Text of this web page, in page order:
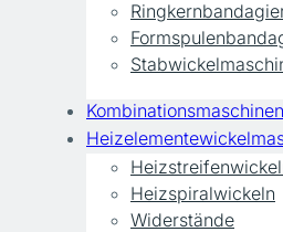
Kombinationsmaschinen
Heizspiralwickeln
Widerstände